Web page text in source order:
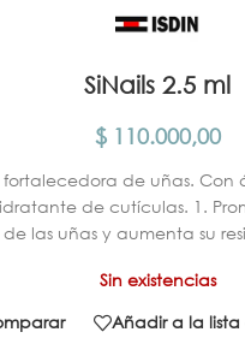
SiNails 2.5 ml
$110.000,00
fortalecedora de uñas. Con
de cutículas. 1.
de las uñas y aumenta su
Sin existencias
Añadir a la lista